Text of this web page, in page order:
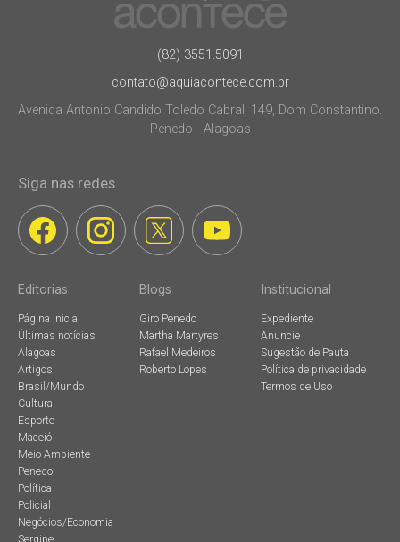
(82) 3551.5091
contato@aquiacontece.com.br
Avenida Antonio Candido Toledo Cabral, 149, Dom Constantino.
Penedo - Alagoas
Siga nas redes
Editorias
Página inicial
Últimas notícias
Alagoas
Artigos
Brasil/Mundo
Cultura
Esporte
Maceió
Meio Ambiente
Penedo
Política
Policial
Negócios/Economia
Sergipe
Blogs
Giro Penedo
Martha Martyres
Rafael Medeiros
Roberto Lopes
Institucional
Expediente
Anuncie
Sugestão de Pauta
Política de privacidade
Termos de Uso